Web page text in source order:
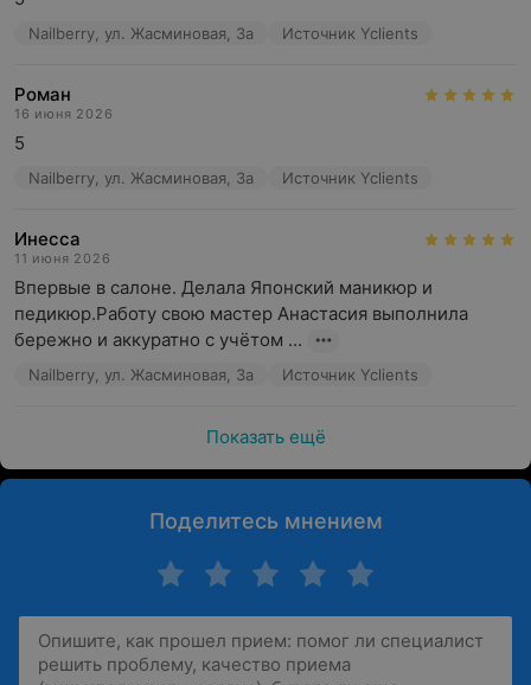
Nailberry, ул. Жасминовая, 3а Источник Yclients
Роман
16 июня 2026
5
Nailberry, ул. Жасминовая, 3а Источник Yclients
Инесса
11 июня 2026
Впервые в салоне. Делала Японский маникюр и
педикюр.Работу свою мастер Анастасия выполнила
бережно и аккуратно с учётом ...
Nailberry, ул. Жасминовая, 3а Источник Yclients
Показать ещё
Поделитесь мнением